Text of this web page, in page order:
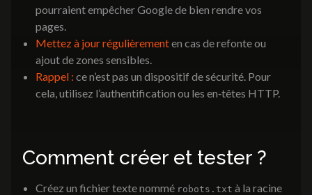
pourraient empêcher Google de bien rendre vos
pages.
Mettez à jour régulièrementen cas de refonte ou
ajout de zones sensibles.
Rappel : ce n’est pas un dispositif de sécurité. Pour
cela, utilisez l’authentification ou les en‑têtes HTTP.
Comment créer et tester ?
Créez un fichier texte nommé robots.txt à la racine